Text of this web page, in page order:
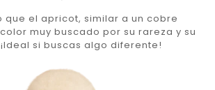
que el apricot, similar a un cobre
muy buscado por su rareza y su
si buscas algo diferente!